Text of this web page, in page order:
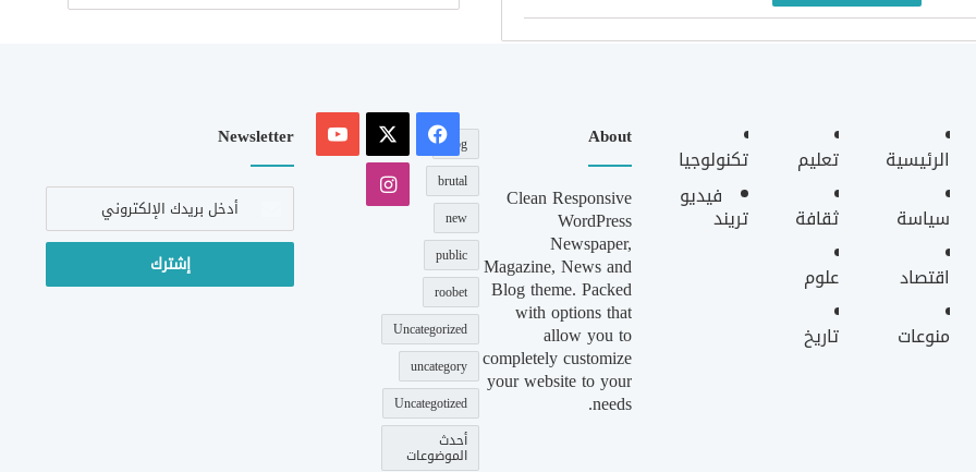
الرئيسية
سياسة
اقتصاد
منوعات
تعليم
ثقافة
علوم
تاريخ
تكنولوجيا
فيديو
تريند
About
Clean Responsive
WordPress
Newspaper,
Magazine, News and
Blog theme. Packed
with options that
allow you to
completely customize
your website to your
needs.
blog
brutal
new
public
roobet
Uncategorized
uncategory
Uncategotized
أحدث
الموضوعات
فيسبوك
‫X
‫YouTube
انستقرام
Newsletter
أدخل
الإلكتروني